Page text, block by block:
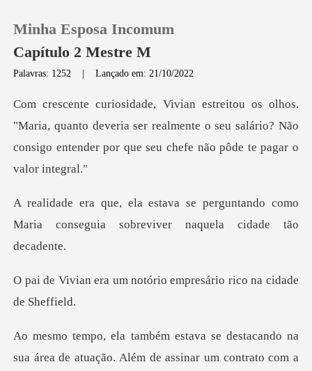
0
Sair
Minha Esposa Incomum
Capítulo 2 Mestre M
Palavras: 1252 |Lançado em: 21/10/2022
, quanto deveria ser realmente o seu salário? Não
consigo en
erguntando como
Maria conseguia sobr
notório empresário rico
ação. Além de assinar um contrato com a